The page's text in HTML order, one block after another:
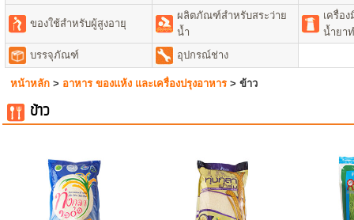
ของใช้สำหรับผู้สูงอายุ
ผลิตภัณฑ์สำหรับสระว่าย
น้ำ
เครื่อ
น้ำยา
บรรจุภัณฑ์
อุปกรณ์ช่าง
หน้าหลัก > อาหาร ของแห้ง และเครื่องปรุงอาหาร > ข้าว
ข้าว